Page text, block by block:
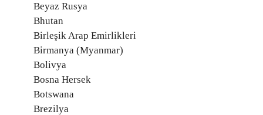
Beyaz Rusya
Bhutan
Birleşik Arap Emirlikleri
Birmanya (Myanmar)
Bolivya
Bosna Hersek
Botswana
Brezilya